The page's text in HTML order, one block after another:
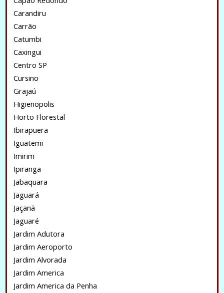
Carandiru
Carrão
Catumbi
Caxingui
Centro SP
Cursino
Grajaú
Higienopolis
Horto Florestal
Ibirapuera
Iguatemi
Imirim
Ipiranga
Jabaquara
Jaguará
Jaçanã
Jaguaré
Jardim Adutora
Jardim Aeroporto
Jardim Alvorada
Jardim America
Jardim America da Penha